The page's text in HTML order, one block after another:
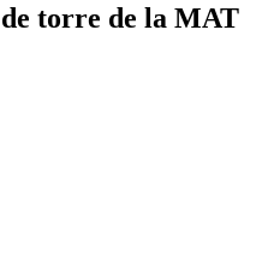
de torre de la MAT